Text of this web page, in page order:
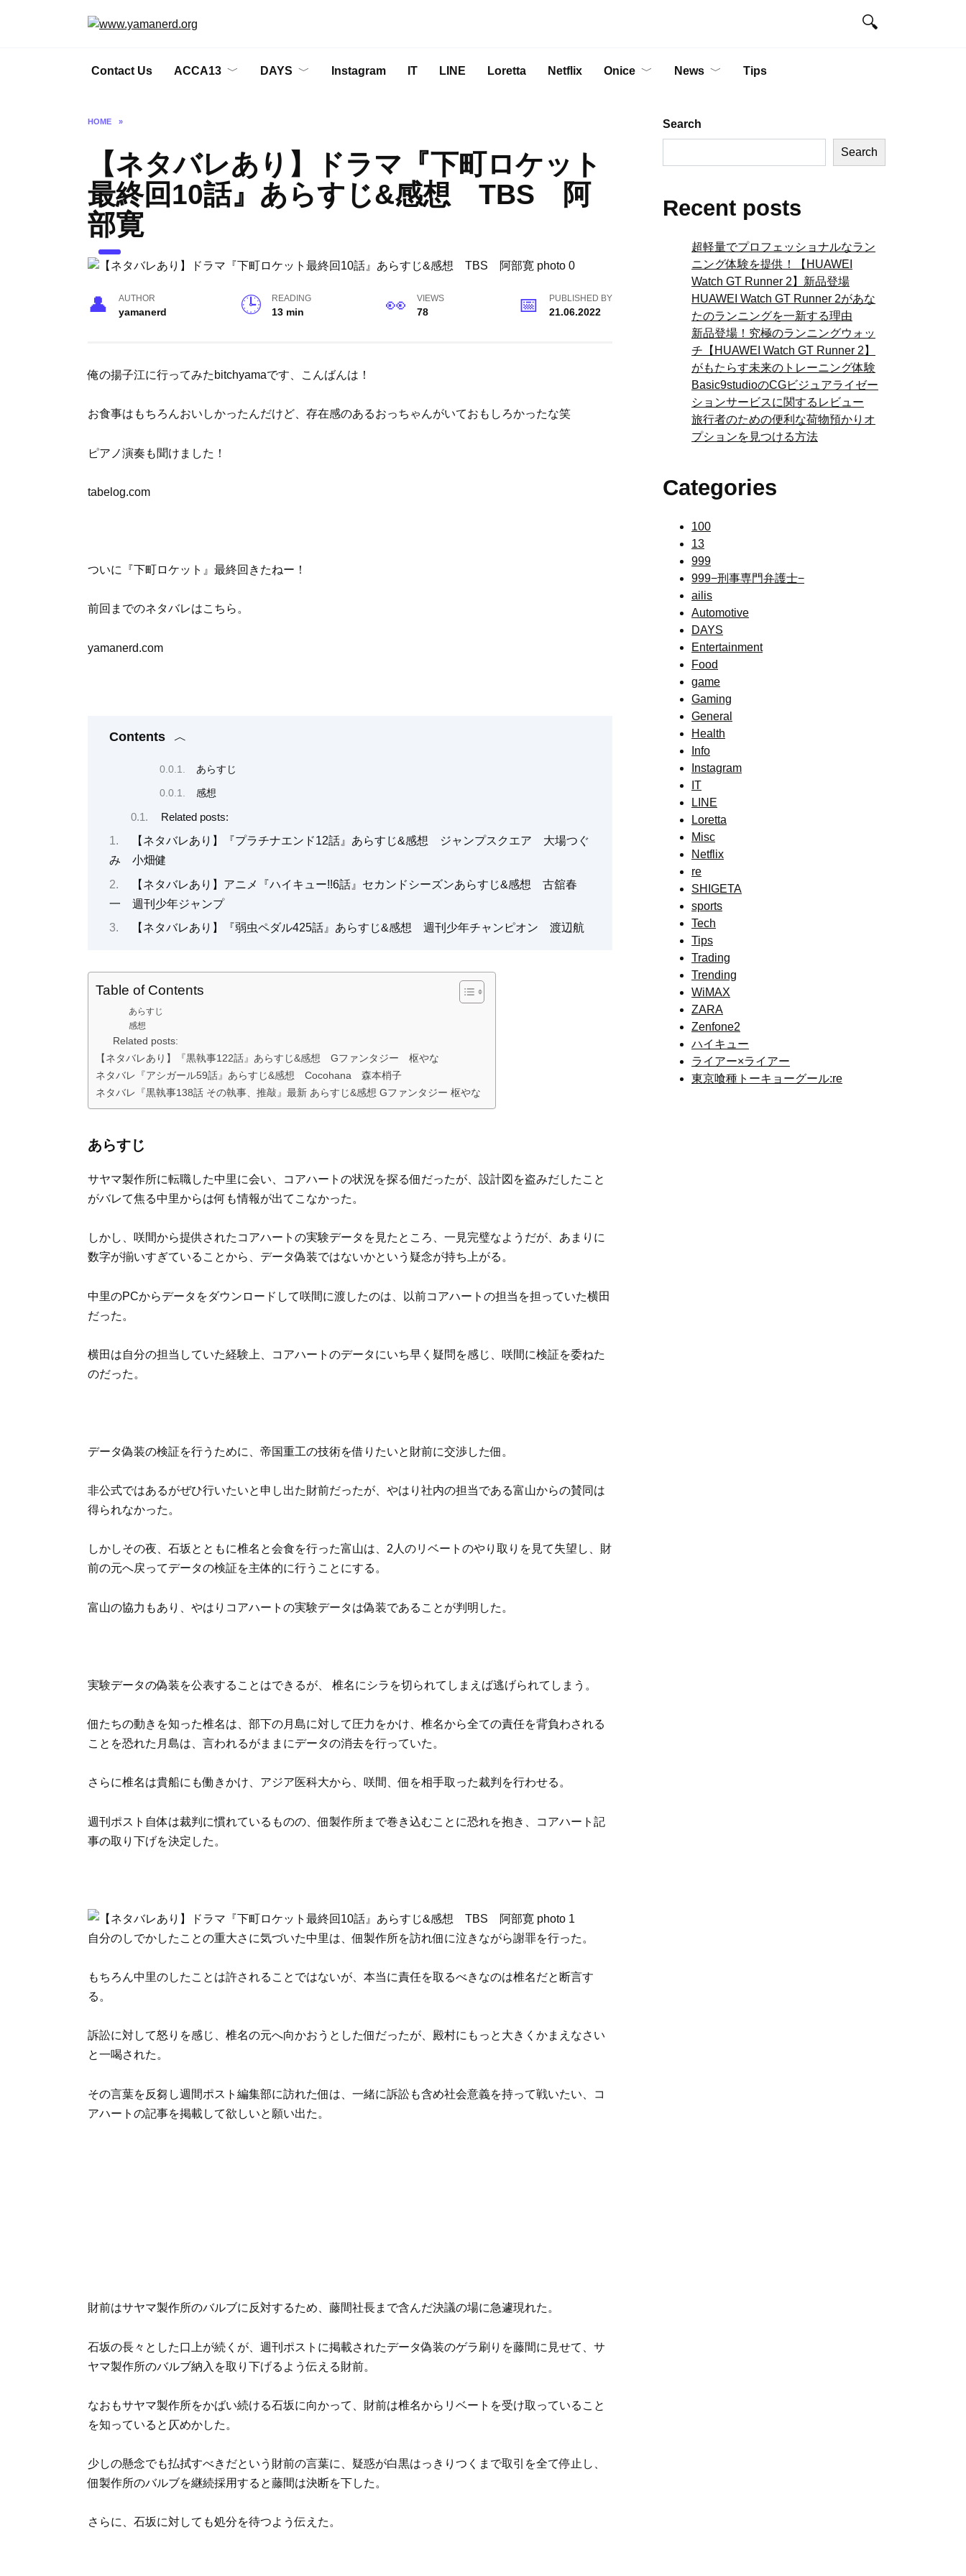
Contact Us ACCA13 DAYS Instagram IT LINE Loretta Netflix Onice News Tips
HOME »
【ネタバレあり】ドラマ『下町ロケット
最終回10話』あらすじ&感想 TBS 阿
部寛
AUTHOR
yamanerd
READING
13 min
VIEWS
78
PUBLISHED BY
21.06.2022
俺の揚子江に行ってみたbitchyamaです、こんばんは！
お食事はもちろんおいしかったんだけど、存在感のあるおっちゃんがいておもしろかったな笑
ピアノ演奏も聞けました！
tabelog.com
ついに『下町ロケット』最終回きたねー！
前回までのネタバレはこちら。
yamanerd.com
Contents
あらすじ
感想
Related posts:
【ネタバレあり】『プラチナエンド12話』あらすじ&感想 ジャンプスクエア 大場つぐ
み 小畑健
【ネタバレあり】アニメ『ハイキュー!!6話』セカンドシーズンあらすじ&感想 古舘春
一 週刊少年ジャンプ
【ネタバレあり】『弱虫ペダル425話』あらすじ&感想 週刊少年チャンピオン 渡辺航
Table of Contents
あらすじ
感想
Related posts:
【ネタバレあり】『黒執事122話』あらすじ&感想 Gファンタジー 枢やな
ネタバレ『アシガール59話』あらすじ&感想 Cocohana 森本梢子
ネタバレ『黒執事138話 その執事、推敲』最新 あらすじ&感想 Gファンタジー 枢やな
あらすじ
サヤマ製作所に転職した中里に会い、コアハートの状況を探る佃だったが、設計図を盗みだしたこと
がバレて焦る中里からは何も情報が出てこなかった。
しかし、咲間から提供されたコアハートの実験データを見たところ、一見完璧なようだが、あまりに
数字が揃いすぎていることから、データ偽装ではないかという疑念が持ち上がる。
中里のPCからデータをダウンロードして咲間に渡したのは、以前コアハートの担当を担っていた横田
だった。
横田は自分の担当していた経験上、コアハートのデータにいち早く疑問を感じ、咲間に検証を委ねた
のだった。
データ偽装の検証を行うために、帝国重工の技術を借りたいと財前に交渉した佃。
非公式ではあるがぜひ行いたいと申し出た財前だったが、やはり社内の担当である富山からの賛同は
得られなかった。
しかしその夜、石坂とともに椎名と会食を行った富山は、2人のリベートのやり取りを見て失望し、財
前の元へ戻ってデータの検証を主体的に行うことにする。
富山の協力もあり、やはりコアハートの実験データは偽装であることが判明した。
実験データの偽装を公表することはできるが、 椎名にシラを切られてしまえば逃げられてしまう。
佃たちの動きを知った椎名は、部下の月島に対して圧力をかけ、椎名から全ての責任を背負わされる
ことを恐れた月島は、言われるがままにデータの消去を行っていた。
さらに椎名は貴船にも働きかけ、アジア医科大から、咲間、佃を相手取った裁判を行わせる。
週刊ポスト自体は裁判に慣れているものの、佃製作所まで巻き込むことに恐れを抱き、コアハート記
事の取り下げを決定した。
自分のしでかしたことの重大さに気づいた中里は、佃製作所を訪れ佃に泣きながら謝罪を行った。
もちろん中里のしたことは許されることではないが、本当に責任を取るべきなのは椎名だと断言す
る。
訴訟に対して怒りを感じ、椎名の元へ向かおうとした佃だったが、殿村にもっと大きくかまえなさい
と一喝された。
その言葉を反芻し週間ポスト編集部に訪れた佃は、一緒に訴訟も含め社会意義を持って戦いたい、コ
アハートの記事を掲載して欲しいと願い出た。
財前はサヤマ製作所のバルブに反対するため、藤間社長まで含んだ決議の場に急遽現れた。
石坂の長々とした口上が続くが、週刊ポストに掲載されたデータ偽装のゲラ刷りを藤間に見せて、サ
ヤマ製作所のバルブ納入を取り下げるよう伝える財前。
なおもサヤマ製作所をかばい続ける石坂に向かって、財前は椎名からリベートを受け取っていること
を知っていると仄めかした。
少しの懸念でも払拭すべきだという財前の言葉に、疑惑が白黒はっきりつくまで取引を全て停止し、
佃製作所のバルブを継続採用すると藤間は決断を下した。
さらに、石坂に対しても処分を待つよう伝えた。
Search
Search
Recent posts
超軽量でプロフェッショナルなラン
ニング体験を提供！【HUAWEI
Watch GT Runner 2】新品登場
HUAWEI Watch GT Runner 2があな
たのランニングを一新する理由
新品登場！究極のランニングウォッ
チ【HUAWEI Watch GT Runner 2】
がもたらす未来のトレーニング体験
Basic9studioのCGビジュアライゼー
ションサービスに関するレビュー
旅行者のための便利な荷物預かりオ
プションを見つける方法
Categories
100
13
999
999−刑事専門弁護士−
ailis
Automotive
DAYS
Entertainment
Food
game
Gaming
General
Health
Info
Instagram
IT
LINE
Loretta
Misc
Netflix
re
SHIGETA
sports
Tech
Tips
Trading
Trending
WiMAX
ZARA
Zenfone2
ハイキュー
ライアー×ライアー
東京喰種トーキョーグール:re